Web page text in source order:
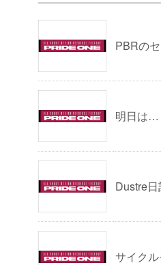
PBRの
明日は…
Dustre
サイク